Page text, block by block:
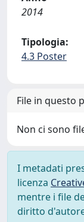
2014
Tipologia:
4.3 Poster
File in questo
Non ci sono
I metadati
licenza
mentre i file
diritto